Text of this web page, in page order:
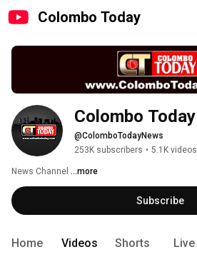
Colombo Today
Colombo Today
@ColomboTodayNews
253K subscribers • 5.1K videos
News Channel ...more
Subscribe
Home Videos Shorts Live